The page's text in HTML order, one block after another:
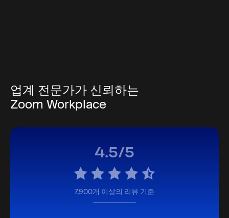
업계 전문가가 신뢰하는
Zoom Workplace
4.5/5
7,900개 이상의 리뷰 기준